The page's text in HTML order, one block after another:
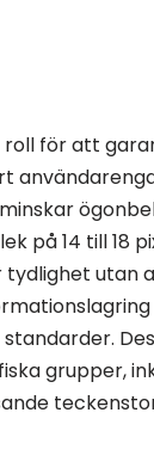
för att
på 14 till 18
utan
grupper,